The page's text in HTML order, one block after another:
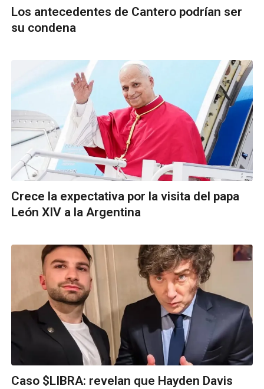
Los antecedentes de Cantero podrían ser
su condena
Crece la expectativa por la visita del papa
León XIV a la Argentina
Caso $LIBRA: revelan que Hayden Davis